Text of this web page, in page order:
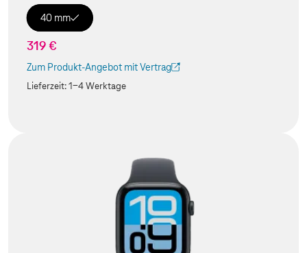
40 mm
319 €
Zum Produkt-Angebot mit Vertrag
(Der Link wird in einem neuen Tab geöffnet)
Lieferzeit:1-4 Werktage